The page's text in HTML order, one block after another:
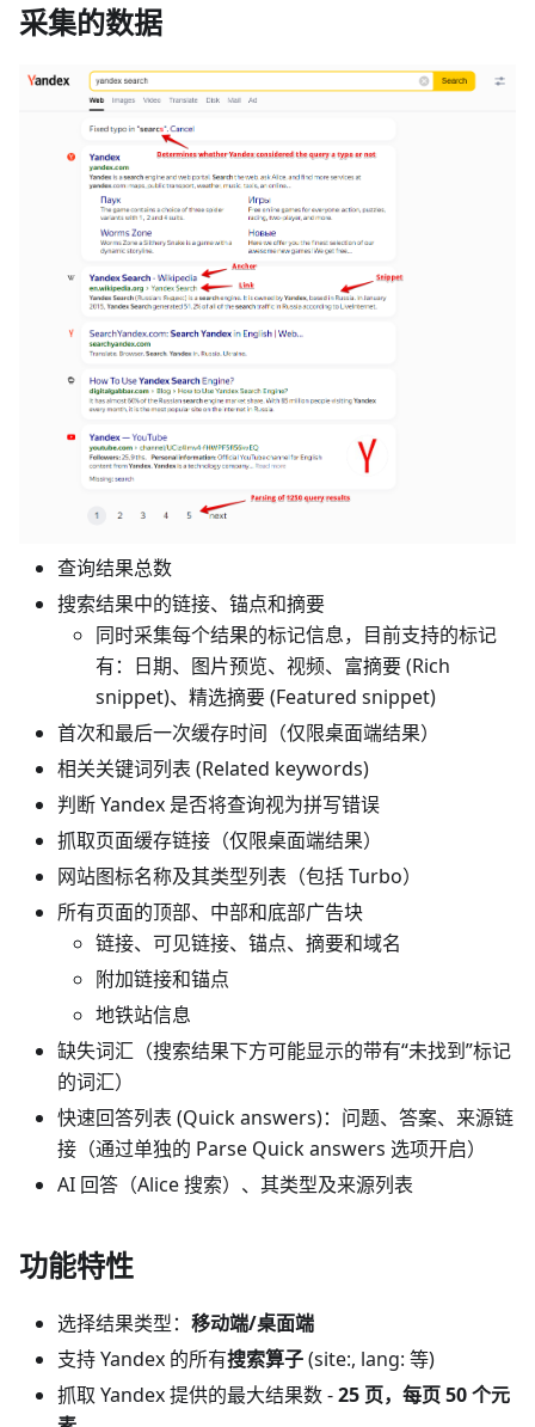
采集的数据
查询结果总数
搜索结果中的链接、锚点和摘要
同时采集每个结果的标记信息，目前支持的标记
有：日期、图片预览、视频、富摘要 (Rich
snippet)、精选摘要 (Featured snippet)
首次和最后一次缓存时间（仅限桌面端结果）
相关关键词列表 (Related keywords)
判断 Yandex 是否将查询视为拼写错误
抓取页面缓存链接（仅限桌面端结果）
网站图标名称及其类型列表（包括 Turbo）
所有页面的顶部、中部和底部广告块
链接、可见链接、锚点、摘要和域名
附加链接和锚点
地铁站信息
缺失词汇（搜索结果下方可能显示的带有“未找到”标记
的词汇）
快速回答列表 (Quick answers)：问题、答案、来源链
接（通过单独的 Parse Quick answers 选项开启）
AI 回答（Alice 搜索）、其类型及来源列表
功能特性
选择结果类型： 移动端/桌面端
支持 Yandex 的所有搜索算子(site:, lang: 等)
抓取 Yandex 提供的最大结果数 -25 页，每页 50 个元